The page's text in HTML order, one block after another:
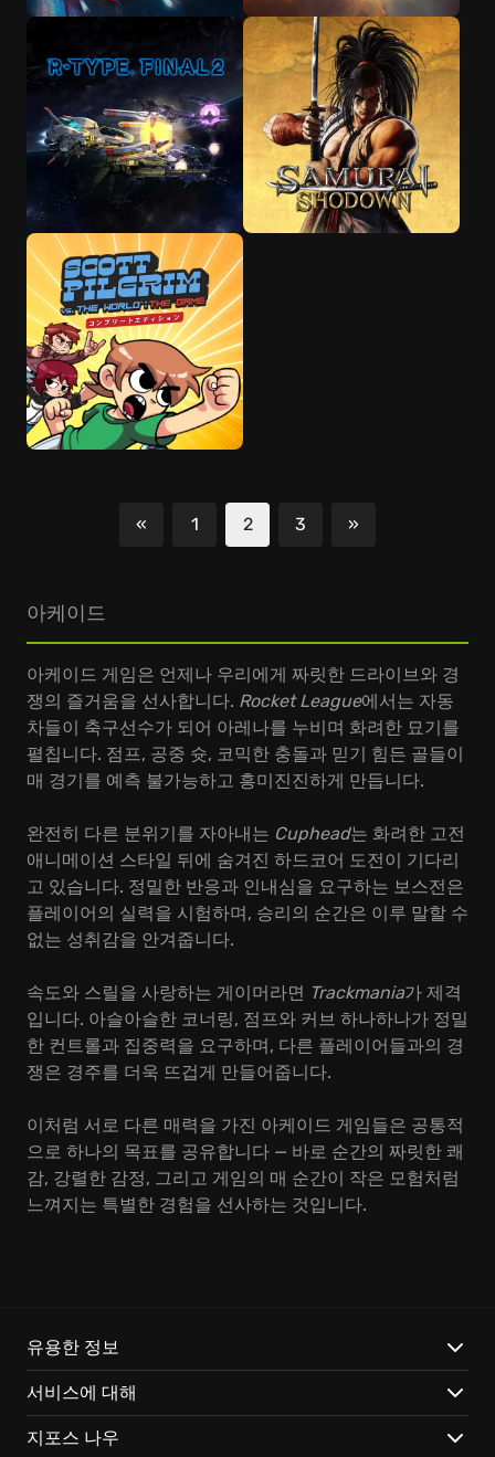
« 1 2 3 »
아케이드
아케이드 게임은 언제나 우리에게 짜릿한 드라이브와 경
쟁의 즐거움을 선사합니다. Rocket League에서는 자동
차들이 축구선수가 되어 아레나를 누비며 화려한 묘기를
펼칩니다. 점프, 공중 슛, 코믹한 충돌과 믿기 힘든 골들이
매 경기를 예측 불가능하고 흥미진진하게 만듭니다.
완전히 다른 분위기를 자아내는 Cuphead는 화려한 고전
애니메이션 스타일 뒤에 숨겨진 하드코어 도전이 기다리
고 있습니다. 정밀한 반응과 인내심을 요구하는 보스전은
플레이어의 실력을 시험하며, 승리의 순간은 이루 말할 수
없는 성취감을 안겨줍니다.
속도와 스릴을 사랑하는 게이머라면 Trackmania가 제격
입니다. 아슬아슬한 코너링, 점프와 커브 하나하나가 정밀
한 컨트롤과 집중력을 요구하며, 다른 플레이어들과의 경
쟁은 경주를 더욱 뜨겁게 만들어줍니다.
이처럼 서로 다른 매력을 가진 아케이드 게임들은 공통적
으로 하나의 목표를 공유합니다 — 바로 순간의 짜릿한 쾌
감, 강렬한 감정, 그리고 게임의 매 순간이 작은 모험처럼
느껴지는 특별한 경험을 선사하는 것입니다.
유용한 정보
서비스에 대해
지포스 나우